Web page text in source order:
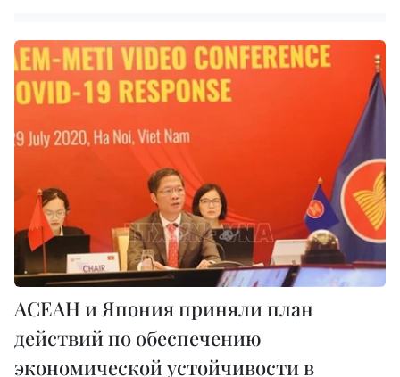
АСЕАН и Япония приняли план
действий по обеспечению
экономической устойчивости в